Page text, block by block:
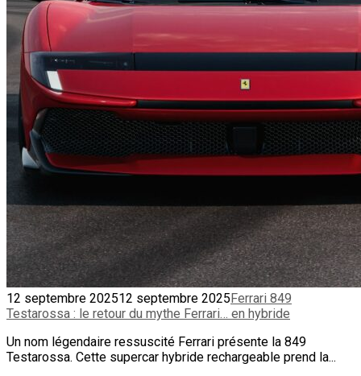
12 septembre 202512 septembre 2025Ferrari 849
Testarossa : le retour du mythe Ferrari… en hybride
Un nom légendaire ressuscité Ferrari présente la 849
Testarossa. Cette supercar hybride rechargeable prend la...